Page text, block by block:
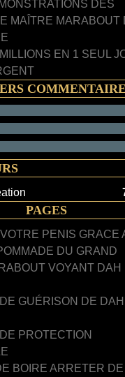
DES
MAÎTRE MARABOUT
EN 1 SEUL
PAGES
PENIS GRACE
DU GRAND
VOYANT DAH
GUÉRISON DE DAH
PROTECTION
BOIRE ARRETER DE